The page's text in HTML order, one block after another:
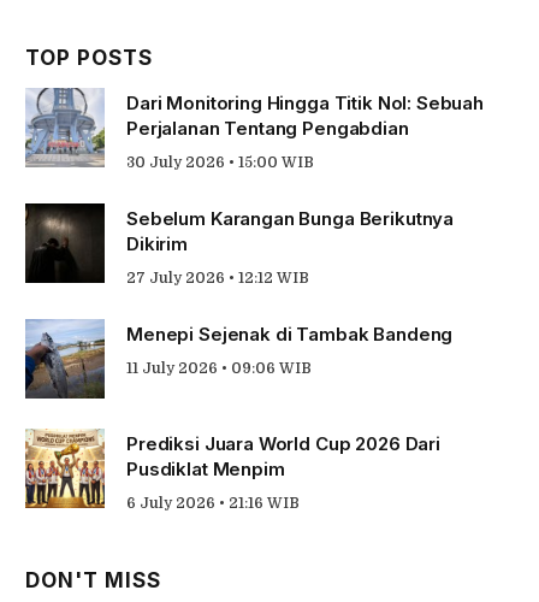
TOP POSTS
Dari Monitoring Hingga Titik Nol: Sebuah
Perjalanan Tentang Pengabdian
30 July 2026 • 15:00 WIB
Sebelum Karangan Bunga Berikutnya
Dikirim
27 July 2026 • 12:12 WIB
Menepi Sejenak di Tambak Bandeng
11 July 2026 • 09:06 WIB
Prediksi Juara World Cup 2026 Dari
Pusdiklat Menpim
6 July 2026 • 21:16 WIB
DON'T MISS